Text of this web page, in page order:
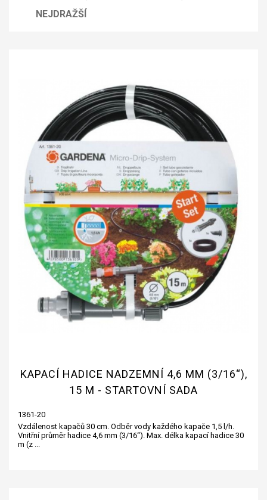
NEJDRAŽŠÍ
KAPACÍ HADICE NADZEMNÍ 4,6 MM (3/16“),
15 M - STARTOVNÍ SADA
1361-20
Vzdálenost kapačů 30 cm. Odběr vody každého kapače 1,5 l/h.
Vnitřní průměr hadice 4,6 mm (3/16“). Max. délka kapací hadice 30
m (z ...